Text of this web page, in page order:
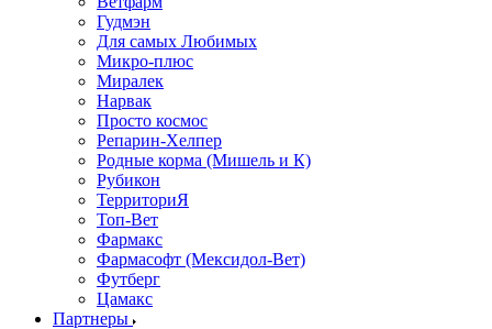
Гудмэн
Для самых Любимых
Микро-плюс
Миралек
Нарвак
Просто космос
Репарин-Хелпер
Родные корма (Мишель и К)
Рубикон
ТерриториЯ
Топ-Вет
Фармакс
Фармасофт (Мексидол-Вет)
Футберг
Цамакс
Партнеры